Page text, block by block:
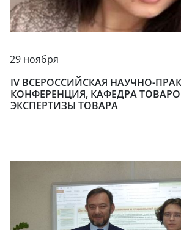
29 ноября
IV ВСЕРОССИЙСКАЯ НАУЧНО-
КОНФЕРЕНЦИЯ, КАФЕДРА
ЭКСПЕРТИЗЫ ТОВАРА